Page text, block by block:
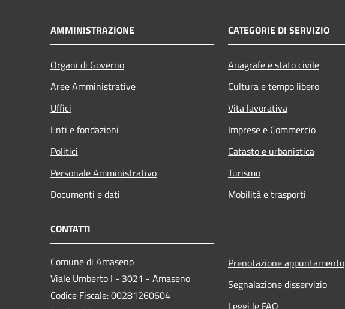
AMMINISTRAZIONE
Organi di Governo
Aree Amministrative
Uffici
Enti e fondazioni
Politici
Personale Amministrativo
Documenti e dati
CATEGORIE DI SERVIZIO
Anagrafe e stato civile
Cultura e tempo libero
Vita lavorativa
Imprese e Commercio
Catasto e urbanistica
Turismo
Mobilità e trasporti
CONTATTI
Comune di Amaseno
Viale Umberto I - 3021 - Amaseno
Codice Fiscale: 00281260604
Prenotazione appuntamento
Segnalazione disservizio
Leggi le FAQ